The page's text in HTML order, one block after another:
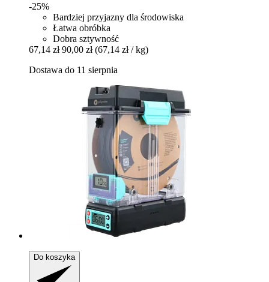
-25%
Bardziej przyjazny dla środowiska
Łatwa obróbka
Dobra sztywność
67,14 zł 90,00 zł (67,14 zł / kg)
Dostawa do 11 sierpnia
Do koszyka